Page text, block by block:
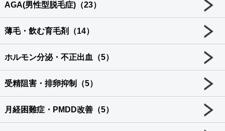
AGA(男性型脱毛症)（23）
薄毛・飲む育毛剤（14）
ホルモン分泌・不正出血（5）
受精阻害・排卵抑制（5）
月経困難症・PMDD改善（5）